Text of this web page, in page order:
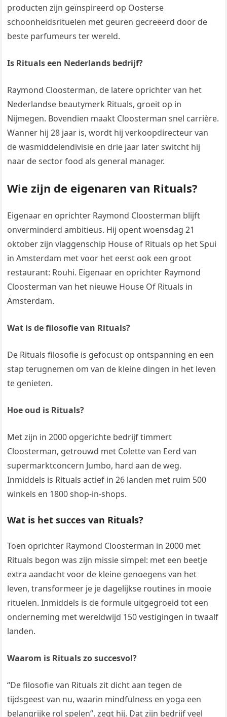
producten zijn geïnspireerd op Oosterse
schoonheidsrituelen met geuren gecreëerd door de
beste parfumeurs ter wereld.
Is Rituals een Nederlands bedrijf?
Raymond Cloosterman, de latere oprichter van het
Nederlandse beautymerk Rituals, groeit op in
Nijmegen. Bovendien maakt Cloosterman snel carrière.
Wanner hij 28 jaar is, wordt hij verkoopdirecteur van
de wasmiddelendivisie en drie jaar later switcht hij
naar de sector food als general manager.
Wie zijn de eigenaren van Rituals?
Eigenaar en oprichter Raymond Cloosterman blijft
onverminderd ambitieus. Hij opent woensdag 21
oktober zijn vlaggenschip House of Rituals op het Spui
in Amsterdam met voor het eerst ook een groot
restaurant: Rouhi. Eigenaar en oprichter Raymond
Cloosterman van het nieuwe House Of Rituals in
Amsterdam.
Wat is de filosofie van Rituals?
De Rituals filosofie is gefocust op ontspanning en een
stap terugnemen om van de kleine dingen in het leven
te genieten.
Hoe oud is Rituals?
Met zijn in 2000 opgerichte bedrijf timmert
Cloosterman, getrouwd met Colette van Eerd van
supermarktconcern Jumbo, hard aan de weg.
Inmiddels is Rituals actief in 26 landen met ruim 500
winkels en 1800 shop-in-shops.
Wat is het succes van Rituals?
Toen oprichter Raymond Cloosterman in 2000 met
Rituals begon was zijn missie simpel: met een beetje
extra aandacht voor de kleine genoegens van het
leven, transformeer je je dagelijkse routines in mooie
rituelen. Inmiddels is de formule uitgegroeid tot een
onderneming met wereldwijd 150 vestigingen in twaalf
landen.
Waarom is Rituals zo succesvol?
“De filosofie van Rituals zit dicht aan tegen de
tijdsgeest van nu, waarin mindfulness en yoga een
belangrijke rol spelen”, zegt hij. Dat zijn bedrijf veel